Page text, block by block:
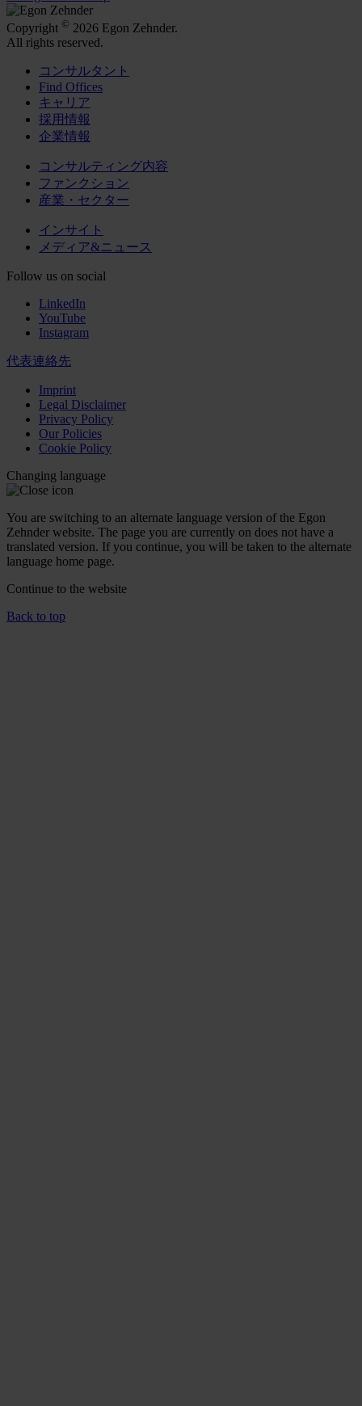
Copyright © 2026 Egon Zehnder.
All rights reserved.
コンサルタント
Find Offices
キャリア
採用情報
企業情報
コンサルティング内容
ファンクション
産業・セクター
インサイト
メディア&ニュース
Follow us on social
LinkedIn
YouTube
Instagram
代表連絡先
Imprint
Legal Disclaimer
Privacy Policy
Our Policies
Cookie Policy
Changing language
You are switching to an alternate language version of the Egon
Zehnder website. The page you are currently on does not have a
translated version. If you continue, you will be taken to the alternate
language home page.
Continue to the website
Back to top